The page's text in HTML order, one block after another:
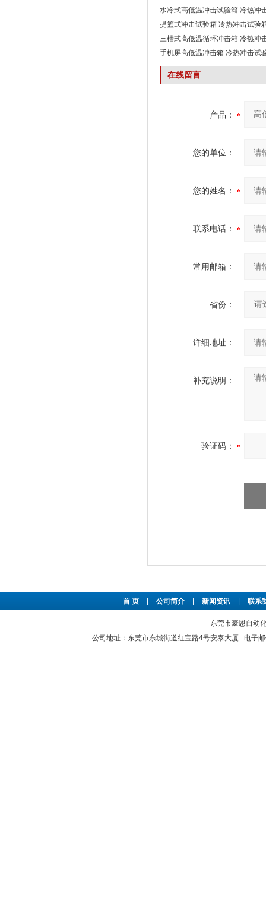
水冷式高低温冲击试验箱 冷热冲
提篮式冲击试验箱 冷热冲击试验
三槽式高低温循环冲击箱 冷热冲
手机屏高低温冲击箱 冷热冲击试
在线留言
产品：
您的单位：
您的姓名：
联系电话：
常用邮箱：
省份：
详细地址：
补充说明：
验证码：
首 页 公司简介 新闻资讯 联系
东莞市豪恩自动
公司地址：东莞市东城街道红宝路4号安泰大厦 电子